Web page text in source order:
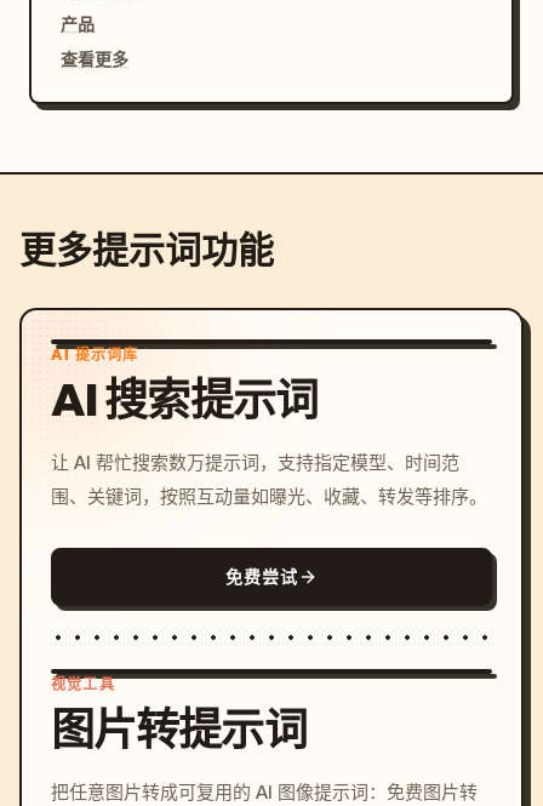
产品
查看更多
更多提示词功能
AI 提示词库
AI 搜索提示词
让 AI 帮忙搜索数万提示词，支持指定模型、时间范
围、关键词，按照互动量如曝光、收藏、转发等排序。
免费尝试
c, cyberpunk sunset, neon
视觉工具
图片转提示词
把任意图片转成可复用的 AI 图像提示词：免费图片转